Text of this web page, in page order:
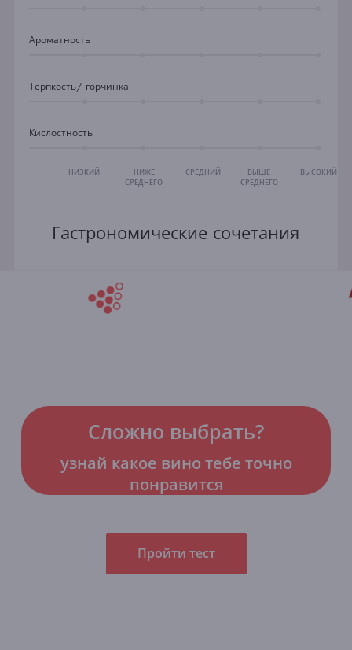
Ароматность
Терпкость/ горчинка
Кислостность
НИЗКИЙ
НИЖЕ
СРЕДНЕГО
СРЕДНИЙ
ВЫШЕ
СРЕДНЕГО
ВЫСОКИЙ
Гастрономические сочетания
Сложно выбрать?
узнай какое вино тебе точно
понравится
Пройти тест